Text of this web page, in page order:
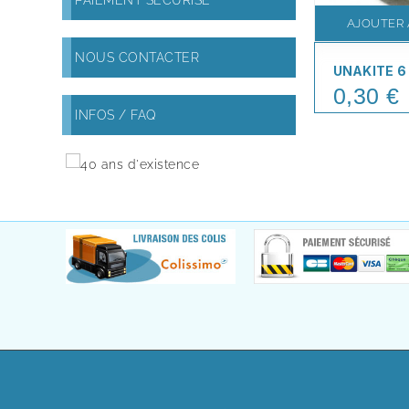
NOUS CONTACTER
INFOS / FAQ
AJOUTER
UNAKITE
Price
0,30 €